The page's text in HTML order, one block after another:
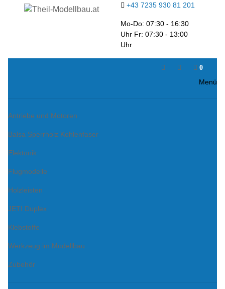
+43 7235 930 81 201
Mo-Do: 07:30 - 16:30
Uhr Fr: 07:30 - 13:00
Uhr
0
Menü
Antriebe und Motoren
Balsa Sperrholz Kohlenfaser
Elektonik
Flugmodelle
Holzleisten
JETI Duplex
Klebstoffe
Werkzeug im Modellbau
Zubehör